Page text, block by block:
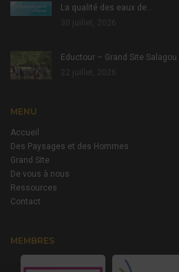
La qualité des eaux de…
Eductour – Grand Site Salagou…
MENU
Accueil
Des Paysages et des Hommes
Grand SIte
De vous à nous
Ressources
Contact
MEMBRES